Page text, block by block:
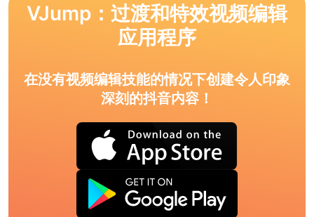
VJump：过渡和特效视频编辑
应用程序
在没有视频编辑技能的情况下创建令人印象
深刻的抖音内容！